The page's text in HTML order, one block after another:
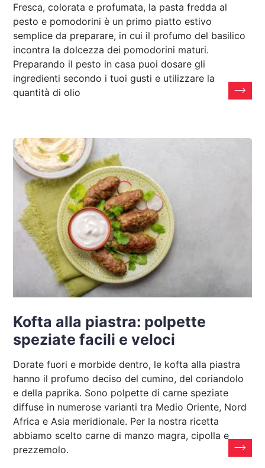
Fresca, colorata e profumata, la pasta fredda al
pesto e pomodorini è un primo piatto estivo
semplice da preparare, in cui il profumo del basilico
incontra la dolcezza dei pomodorini maturi.
Preparando il pesto in casa puoi dosare gli
ingredienti secondo i tuoi gusti e utilizzare la
quantità di olio
Kofta alla piastra: polpette
speziate facili e veloci
Dorate fuori e morbide dentro, le kofta alla piastra
hanno il profumo deciso del cumino, del coriandolo
e della paprika. Sono polpette di carne speziate
diffuse in numerose varianti tra Medio Oriente, Nord
Africa e Asia meridionale. Per la nostra ricetta
abbiamo scelto carne di manzo magra, cipolla e
prezzemolo.